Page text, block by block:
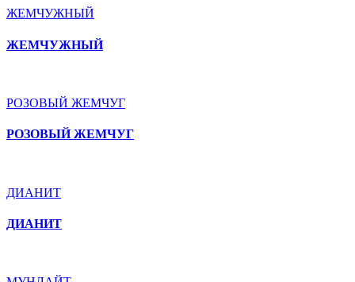
ЖЕМЧУЖНЫЙ
ЖЕМЧУЖНЫЙ
РОЗОВЫЙ ЖЕМЧУГ
РОЗОВЫЙ ЖЕМЧУГ
ДИАНИТ
ДИАНИТ